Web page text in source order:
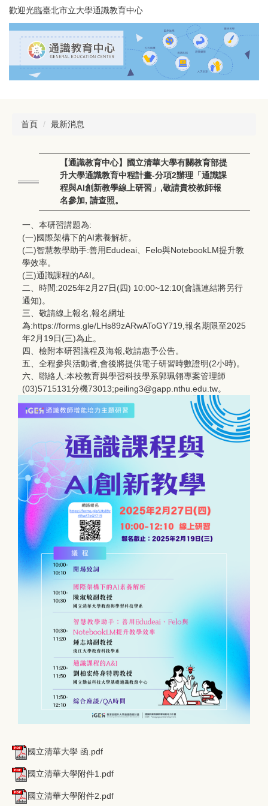
跳
到
主
歡迎光臨臺北市立大學通識教育中心
首頁 最新消息
【通識教育中心】國立清華大學有關教育部提
升大學通識教育中程計畫-分項2辦理「通識課
程與AI創新教學線上研習」,敬請貴校教師報
名參加, 請查照。
一、本研習講題為:
(一)國際架構下的AI素養解析。
(二)智慧教學助手:善用Edudeai、Felo與NotebookLM提升教
學效率。
(三)通識課程的A&I。
二、時間:2025年2月27日(四) 10:00~12:10(會議連結將另行
通知)。
三、敬請線上報名,報名網址
為:https://forms.gle/LHs89zARwAToGY719,報名期限至2025
年2月19日(三)為止。
四、檢附本研習議程及海報,敬請惠予公告。
五、全程參與活動者,會後將提供電子研習時數證明(2小時)。
六、聯絡人:本校教育與學習科技學系郭珮翎專案管理師
(03)5715131分機73013;peiling3@gapp.nthu.edu.tw。
國立清華大學 函.pdf
國立清華大學附件1.pdf
國立清華大學附件2.pdf